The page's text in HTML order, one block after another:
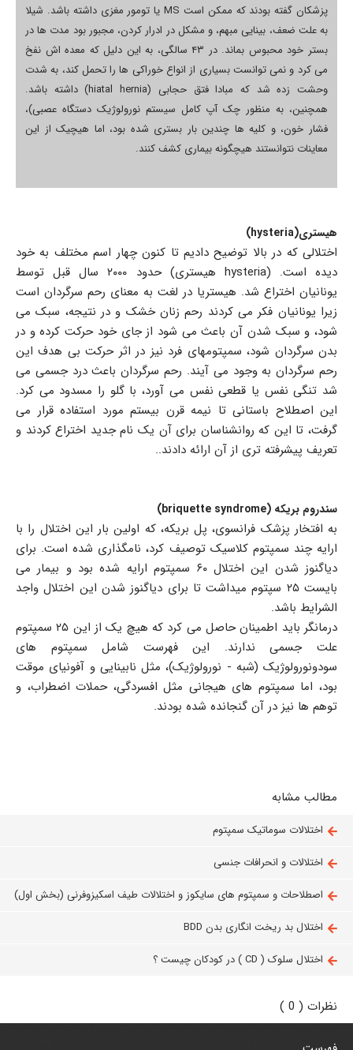
پزشکان گفته بودند که ممکن است MS یا تومور مغزی داشته باشد. شیلا
به علت ضعف، بینایی مبهم، و مشکل در ادرار کردن، مجبور بود مدت ها در
بستر خود محبوس بماند. در ۴۳ سالگی، به این دلیل که معده اش نفخ
می کرد و نمی توانست بسیاری از انواع خوراکی ها را تحمل کند، به شدت
وحشت زده شد که مبادا فتق حجابی (hiatal hernia) داشته باشد.
همچنین، به منظور چک آپ کامل سیستم نورولوژیک دستگاه عصبی)،
فشار خون، و کلیه ها چندین بار بستری شده بود، اما هیچیک از این
معاینات نتوانستند هیچگونه بیماری کشف کنند.
هیستری(hysteria)
اختلالی که در بالا توضیح دادیم تا کنون چهار اسم مختلف به خود
دیده است. (hysteria هیستری) حدود ۲۰۰۰ سال قبل توسط
یونانیان اختراع شد. هیستریا در لغت به معنای رحم سرگردان است
زیرا یونانیان فکر می کردند رحم زنان خشک و در نتیجه، سبک می
شود، و سبک شدن آن باعث می شود از جای خود حرکت کرده و در
بدن سرگردان شود، سمپتومهای فرد نيز در اثر حرکت بی هدف این
رحم سرگردان به وجود می آیند. رحم سرگردان باعث درد جسمی می
شد تنگی نفس یا قطعی نفس می آورد، با گلو را مسدود می کرد.
این اصطلاح باستانی تا نیمه قرن بیستم مورد استفاده قرار می
گرفت، تا این که روانشناسان برای آن یک نام جدید اختراع کردند و
تعریف پیشرفته تری از آن ارائه دادند..
سندروم بریکه (briquette syndrome)
به افتخار پزشک فرانسوی، پل بریکه، که اولین بار این اختلال را با
ارايه چند سمپتوم کلاسیک توصیف کرد، نامگذاری شده است. برای
دیاگنوز شدن این اختلال ۶۰ سمپتوم ارایه شده بود و بیمار می
بایست ۲۵ سپتوم میداشت تا برای دیاگنوز شدن این اختلال واجد
الشرایط باشد.
درمانگر باید اطمینان حاصل می کرد که هیچ یک از این ۲۵ سمپتوم
علت جسمی ندارند. این فهرست شامل سمپتوم های
سودونورولوژیک (شبه - نورولوژیک)، مثل نابینایی و آفونیای موقت
بود، اما سمپتوم های هیجانی مثل افسردگی، حملات اضطراب، و
توهم ها نیز در آن گنجانده شده بودند.
مطالب مشابه
اختلالات سوماتیک سمپتوم
اختلالات و انحرافات جنسی
اصطلاحات و سمپتوم های سایکوز و اختلالات طیف اسکیزوفرنی (بخش اول)
اختلال بد ریخت انگاری بدن BDD
اختلال سلوک ( CD ) در کودکان چیست ؟
نظرات ( 0 )